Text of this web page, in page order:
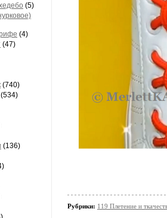
(5)
(4)
(47)
(740)
(534)
(136)
Рубрики: 119 Плетение и